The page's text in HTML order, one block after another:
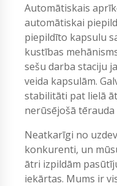
Automātiskais
automātiskai
piepildīto kapsulu
kustības
sešu darba staciju
veida kapsulām.
stabilitāti pat lielā
nerūsējošā
Neatkarīgi no
konkurenti, un
ātri izpildām
iekārtas. Mums ir